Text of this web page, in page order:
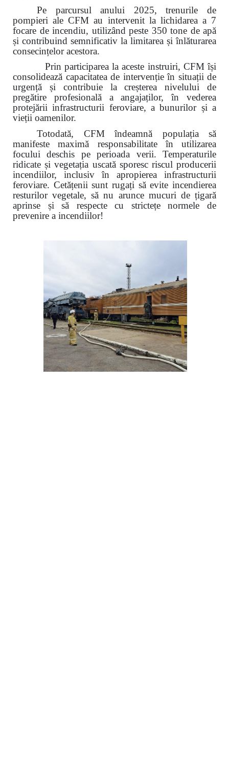
Pe parcursul anului 2025, trenurile de
pompieri ale CFM au intervenit la lichidarea a 7
focare de incendiu, utilizând peste 350 tone de apă
și contribuind semnificativ la limitarea și înlăturarea
consecințelor acestora.
Prin participarea la aceste instruiri, CFM își
consolidează capacitatea de intervenție în situații de
urgență și contribuie la creșterea nivelului de
pregătire profesională a angajaților, în vederea
protejării infrastructurii feroviare, a bunurilor și a
vieții oamenilor.
Totodată, CFM îndeamnă populația să
manifeste maximă responsabilitate în utilizarea
focului deschis pe perioada verii. Temperaturile
ridicate și vegetația uscată sporesc riscul producerii
incendiilor, inclusiv în apropierea infrastructurii
feroviare. Cetățenii sunt rugați să evite incendierea
resturilor vegetale, să nu arunce mucuri de țigară
aprinse și să respecte cu strictețe normele de
prevenire a incendiilor!